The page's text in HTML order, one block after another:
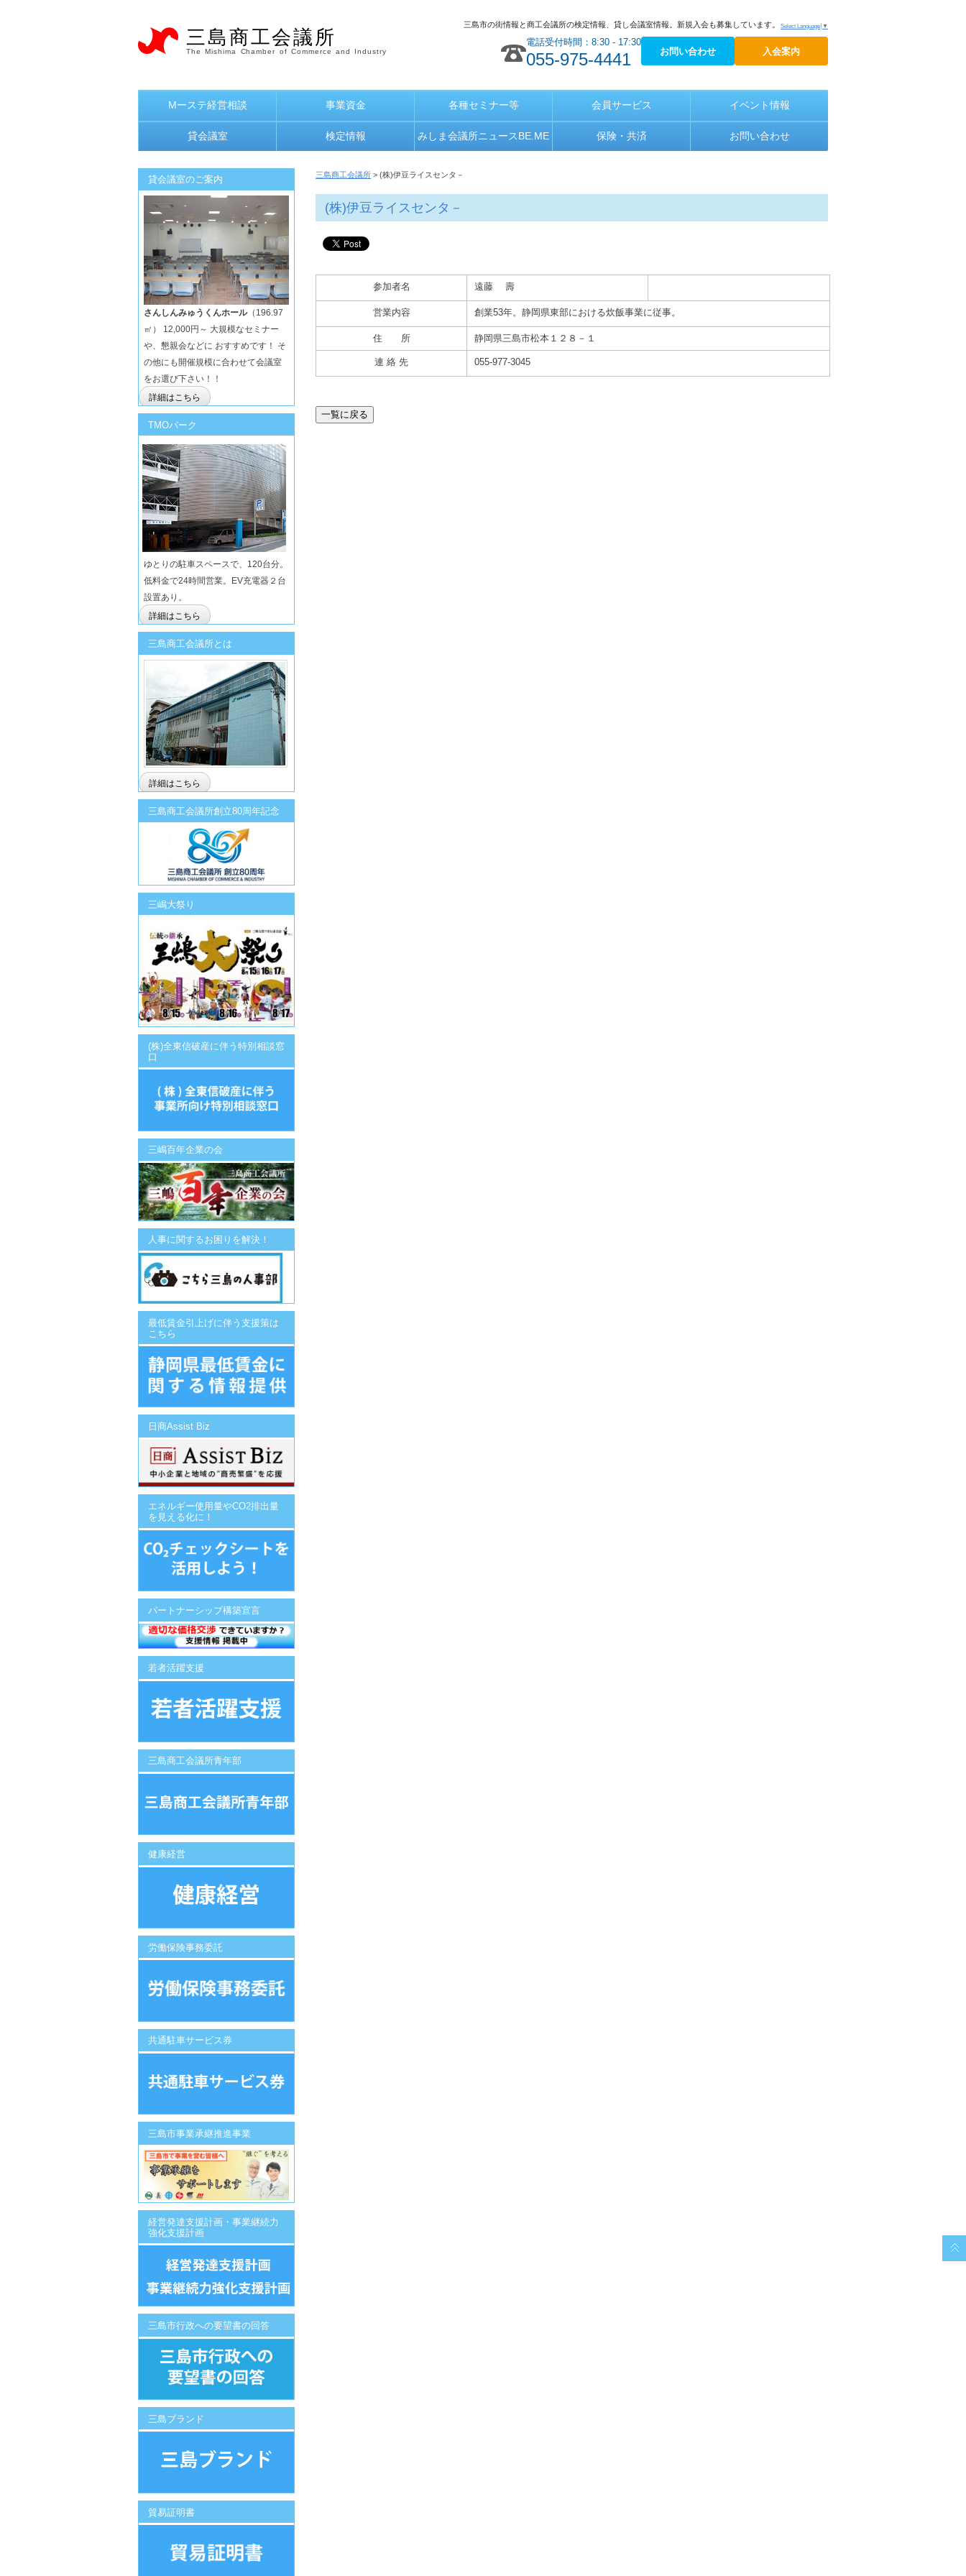
三島商工会議所
The Mishima Chamber of Commerce and Industry
Select Language ▼
三島市の街情報と商工会議所の検定情報、貸し会議室情報。新規入会も募集しています。
電話受付時間：8:30 - 17:30
055-975-4441 お問い合わせ 入会案内
Mーステ経営相談 事業資金 各種セミナー等 会員サービス イベント情報
貸会議室 検定情報 みしま会議所ニュースBE.ME 保険・共済 お問い合わせ
三島商工会議所 > (株)伊豆ライスセンタ－
(株)伊豆ライスセンタ－
参加者名 遠藤 壽
営業内容 創業53年。静岡県東部における炊飯事業に従事。
住 所 静岡県三島市松本１２８－１
連 絡 先 055-977-3045
一覧に戻る
貸会議室のご案内
さんしんみゅうくんホール（196.97
㎡） 12,000円～ 大規模なセミナー
や、懇親会などに おすすめです！ そ
の他にも開催規模に合わせて会議室
をお選び下さい！！
詳細はこちら
TMOパーク
ゆとりの駐車スペースで、120台分。
低料金で24時間営業。EV充電器２台
設置あり。
詳細はこちら
三島商工会議所とは
詳細はこちら
三島商工会議所創立80周年記念
三嶋大祭り
(株)全東信破産に伴う特別相談窓
口
三嶋百年企業の会
人事に関するお困りを解決！
最低賃金引上げに伴う支援策は
こちら
日商Assist Biz
エネルギー使用量やCO2排出量
を見える化に！
パートナーシップ構築宣言
若者活躍支援
三島商工会議所青年部
健康経営
労働保険事務委託
共通駐車サービス券
三島市事業承継推進事業
経営発達支援計画・事業継続力
強化支援計画
三島市行政への要望書の回答
三島ブランド
貿易証明書